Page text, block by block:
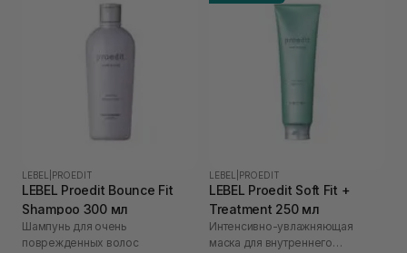
LEBEL PROEDIT
LEBEL Proedit Bounce Fit
Shampoo 300 мл
Шампунь для очень
поврежденных волос
LEBEL PROEDIT
LEBEL Proedit Soft Fit +
Treatment 250 мл
Интенсивно-увлажняющая
маска для внутреннего